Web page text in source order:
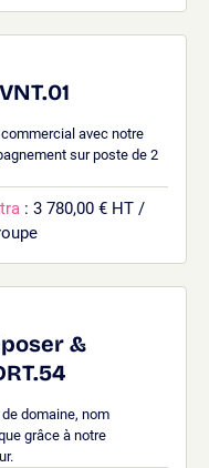
avec notre
sur poste de 2
: 3 780,00 € HT /
&
domaine, nom
grâce à notre